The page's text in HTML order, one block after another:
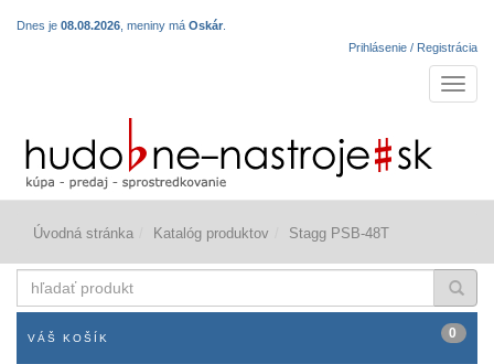
Dnes je 08.08.2026 , meniny má Oskár
Prihlásenie / Registrácia
Úvodná stránka Katalóg produktov Stagg PSB-48T
produkt
VÁŠ KOŠÍK 0